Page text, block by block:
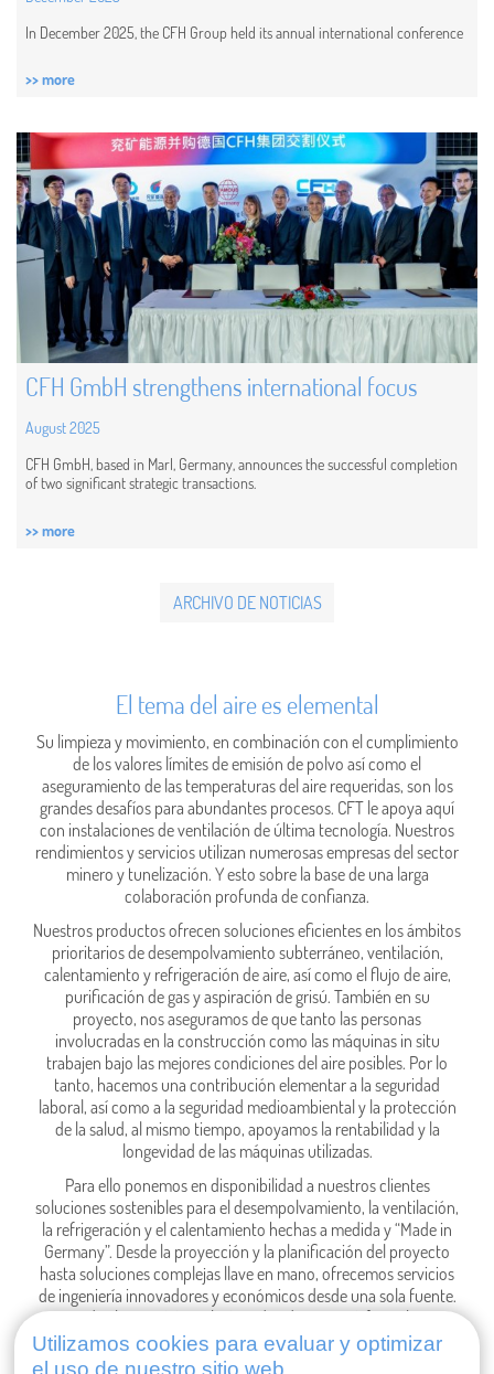
In December 2025, the CFH Group held its annual international conference
>> more
CFH GmbH strengthens international focus
August 2025
CFH GmbH, based in Marl, Germany, announces the successful completion
of two significant strategic transactions.
>> more
ARCHIVO DE NOTICIAS
El tema del aire es elemental
Su limpieza y movimiento, en combinación con el cumplimiento
de los valores límites de emisión de polvo así como el
aseguramiento de las temperaturas del aire requeridas, son los
grandes desafíos para abundantes procesos. CFT le apoya aquí
con instalaciones de ventilación de última tecnología. Nuestros
rendimientos y servicios utilizan numerosas empresas del sector
minero y tunelización. Y esto sobre la base de una larga
colaboración profunda de confianza.
Nuestros productos ofrecen soluciones eficientes en los ámbitos
prioritarios de desempolvamiento subterráneo, ventilación,
calentamiento y refrigeración de aire, así como el flujo de aire,
purificación de gas y aspiración de grisú. También en su
proyecto, nos aseguramos de que tanto las personas
involucradas en la construcción como las máquinas in situ
trabajen bajo las mejores condiciones del aire posibles. Por lo
tanto, hacemos una contribución elementar a la seguridad
laboral, así como a la seguridad medioambiental y la protección
de la salud, al mismo tiempo, apoyamos la rentabilidad y la
longevidad de las máquinas utilizadas.
Para ello ponemos en disponibilidad a nuestros clientes
soluciones sostenibles para el desempolvamiento, la ventilación,
la refrigeración y el calentamiento hechas a medida y “Made in
Germany”. Desde la proyección y la planificación del proyecto
hasta soluciones complejas llave en mano, ofrecemos servicios
de ingeniería innovadores y económicos desde una sola fuente.
Todos los servicios relacionados de CFT satisfacen las
necesidades más altas. Tanto si se trata de la fase de montaje o la
puesta en marcha, durante el mantenimiento periódico de las
Utilizamos cookies para evaluar y optimizar
el uso de nuestro sitio web.